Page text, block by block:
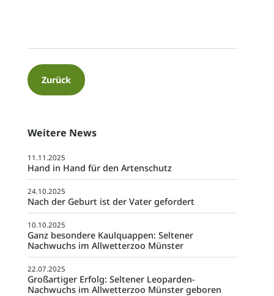
Zurück
Weitere News
11.11.2025
Hand in Hand für den Artenschutz
24.10.2025
Nach der Geburt ist der Vater gefordert
10.10.2025
Ganz besondere Kaulquappen: Seltener
Nachwuchs im Allwetterzoo Münster
22.07.2025
Großartiger Erfolg: Seltener Leoparden-
Nachwuchs im Allwetterzoo Münster geboren